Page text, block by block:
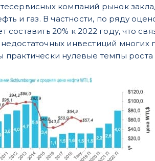
компаний рынок
и газ. В частности, по ряду
составить 20% к 2022 году, что
инвестиций
практически нулевые темпы